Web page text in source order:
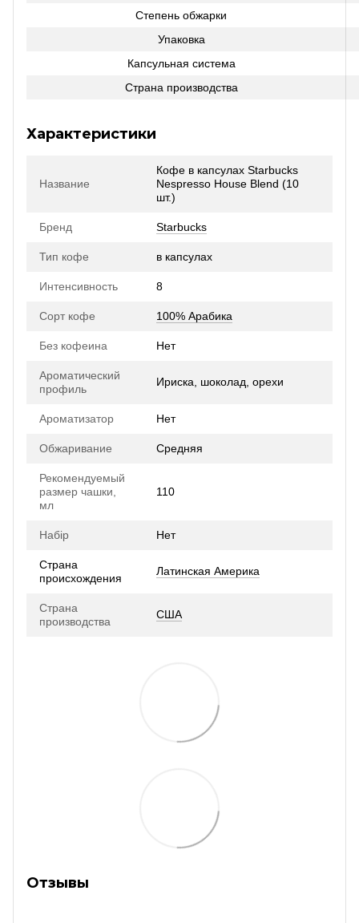
Степень обжарки
Упаковка
Капсульная система
Страна производства
Характеристики
Название
Кофе в капсулах Starbucks
Nespresso House Blend (10
шт.)
Бренд Starbucks
Тип кофе в капсулах
Интенсивность 8
Сорт кофе 100% Арабика
Без кофеина Нет
Ароматический
профиль
Ириска, шоколад, орехи
Ароматизатор Нет
Обжаривание Средняя
Рекомендуемый
размер чашки,
мл
110
Набір Нет
Страна
происхождения
Латинская Америка
Страна
производства
США
Отзывы